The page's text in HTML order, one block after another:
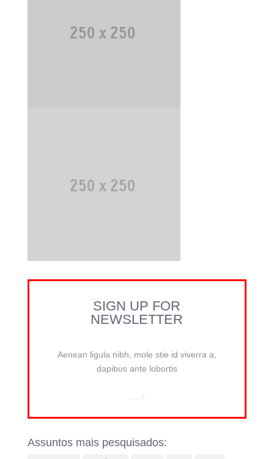
SIGN UP FOR
NEWSLETTER
Aenean ligula nibh, mole stie id viverra a,
dapibus ante lobortis
Assuntos mais pesquisados: